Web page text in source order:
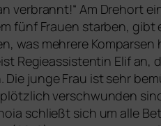
ver­brannt!“ Am Drehort
fünf Frauen star­ben,
was meh­re­re
Regieassistentin Elif
jun­ge Frau ist sehr
ver­schwun­den
schließt sich um alle